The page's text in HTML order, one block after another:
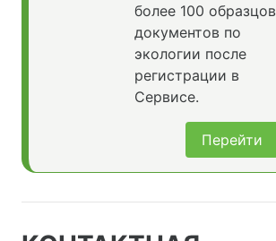
более 100 образцов
документов по
экологии после
регистрации в
Сервисе.
Перейти